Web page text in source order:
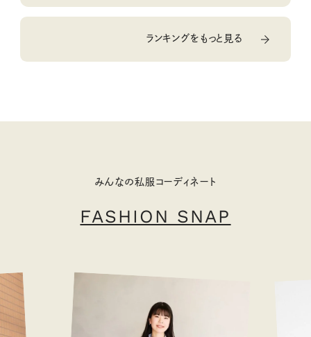
ランキングをもっと見る
みんなの私服コーディネート
FASHION SNAP